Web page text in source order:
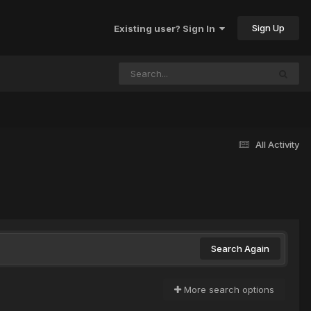
Existing user? Sign In Sign Up
All Activity
Search Again
More search options